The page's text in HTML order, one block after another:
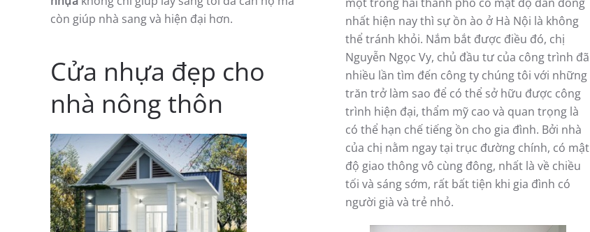
còn giúp nhà sang và hiện đại hơn.
Cửa nhựa đẹp cho
nhà nông thôn
nhất hiện nay thì sự ồn ào ở Hà Nội là không
thể tránh khỏi. Nắm bắt được điều đó, chị
Nguyễn Ngọc Vy, chủ đầu tư của công trình đã
nhiều lần tìm đến công ty chúng tôi với những
trăn trở làm sao để có thể sở hữu được công
trình hiện đại, thẩm mỹ cao và quan trọng là
có thể hạn chế tiếng ồn cho gia đình. Bởi nhà
của chị nằm ngay tại trục đường chính, có mật
độ giao thông vô cùng đông, nhất là về chiều
tối và sáng sớm, rất bất tiện khi gia đình có
người già và trẻ nhỏ.